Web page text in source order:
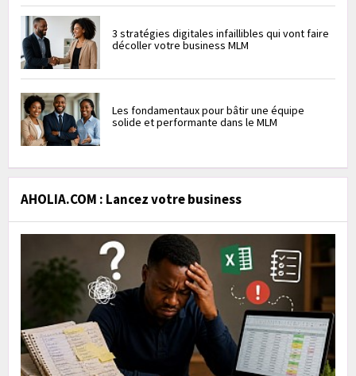
3 stratégies digitales infaillibles qui vont faire
décoller votre business MLM
Les fondamentaux pour bâtir une équipe
solide et performante dans le MLM
AHOLIA.COM : Lancez votre business